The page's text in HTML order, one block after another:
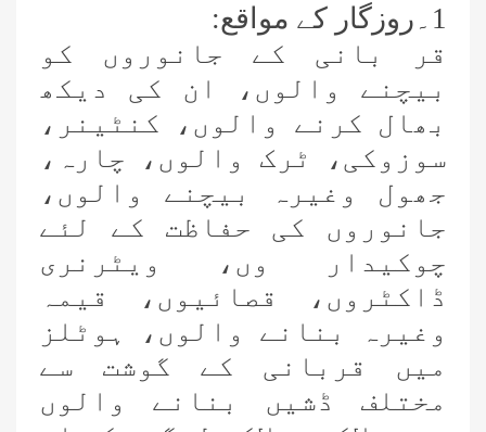
1۔روزگار کے مواقع:
قر بانی کے جانوروں کو
بیچنے والوں، ان کی دیکھ
بھال کرنے والوں،
کنٹینر،
سوزوکی،
ٹرک والوں،
چارہ،
جھول وغیرہ بیچنے والوں،
جانوروں کی حفاظت کے لئے
چوکیدار وں، ویٹرنری
ڈاکٹروں، قصائیوں،
قیمہ
وغیرہ بنانے والوں،
ہوٹلز
میں قربانی کے گوشت سے
مختلف ڈشیں بنانے والوں